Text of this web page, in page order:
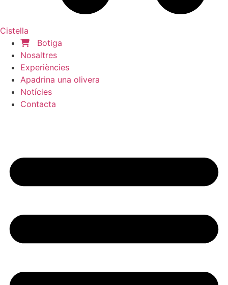
Cistella
Botiga
Nosaltres
Experiències
Apadrina una olivera
Notícies
Contacta